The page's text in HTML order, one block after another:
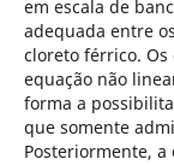
em escala de
adequada entre
cloreto férrico.
equação não
forma a
que somente
Posteriormente,